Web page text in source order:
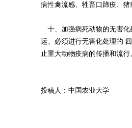
病性禽流感、牲畜口蹄疫、
十、加强病死动物的无害化
运、必须进行无害化处理的
止重大动物疫病的传播和流行
投稿人：中国农业大学